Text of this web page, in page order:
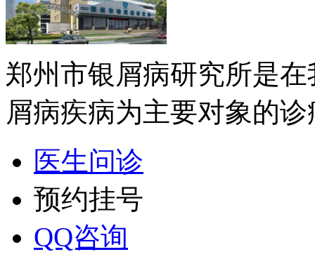
郑州市银屑病研究所是
屑病疾病为主要对象的
医生问诊
预约挂号
QQ咨询